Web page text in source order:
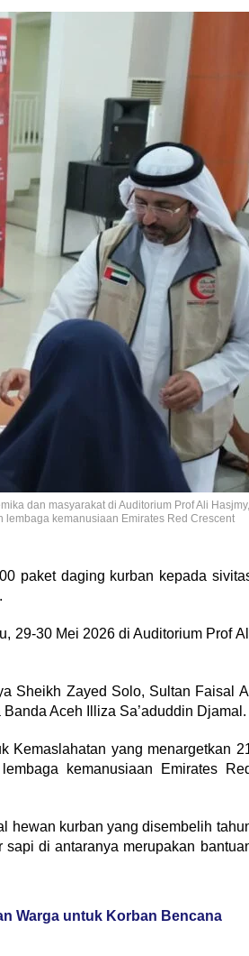
dan masyarakat di Auditorium Prof Ali Hasjmy,
kemanusiaan Emirates Red Crescent
paket daging kurban kepada
29-30 Mei 2026 di Auditorium Prof
Sheikh Zayed Solo, Sultan Faisal Al
Aceh Illiza Sa’aduddin Djamal.
Kemaslahatan yang menargetkan
kemanusiaan Emirates
hewan kurban yang disembelih
di antaranya merupakan
Warga untuk Korban Bencana